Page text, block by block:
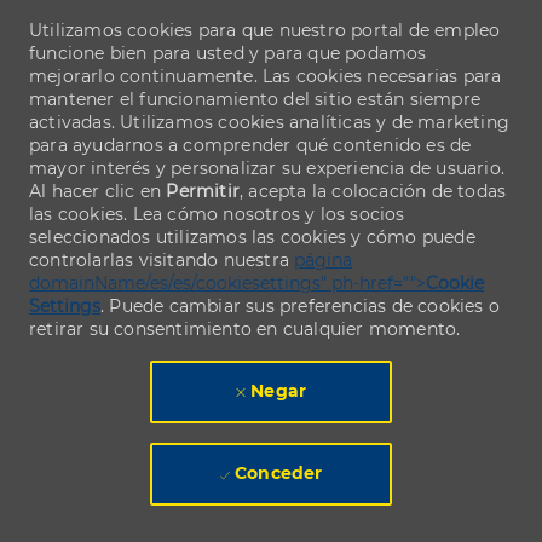
Utilizamos cookies para que nuestro portal de empleo
funcione bien para usted y para que podamos
mejorarlo continuamente. Las cookies necesarias para
mantener el funcionamiento del sitio están siempre
activadas. Utilizamos cookies analíticas y de marketing
para ayudarnos a comprender qué contenido es de
mayor interés y personalizar su experiencia de usuario.
Al hacer clic en Permitir, acepta la colocación de todas
las cookies. Lea cómo nosotros y los socios
seleccionados utilizamos las cookies y cómo puede
controlarlas visitando nuestra página
domainName/es/es/cookiesettings" ph-href="">Cookie
Settings. Puede cambiar sus preferencias de cookies o
retirar su consentimiento en cualquier momento.
Negar
Conceder